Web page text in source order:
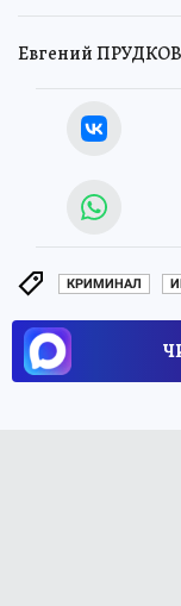
Евгений ПРУДКОВ
КРИМИНАЛ